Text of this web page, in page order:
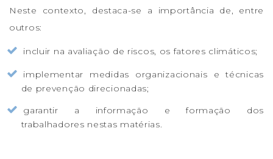
Neste contexto, destaca-se a importância de, entre
outros:
incluir na avaliação de riscos, os fatores climáticos;
implementar medidas organizacionais e técnicas
de prevenção direcionadas;
garantir a informação e formação dos
trabalhadores nestas matérias.